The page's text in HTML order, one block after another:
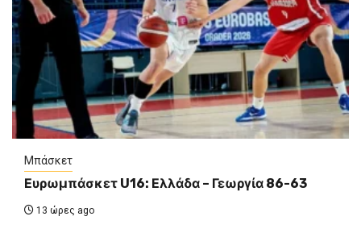
Μπάσκετ
Ευρωμπάσκετ U16: Ελλάδα – Γεωργία 86-63
13 ώρες ago